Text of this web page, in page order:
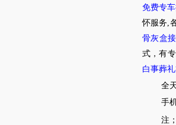
免费专
怀服务,
骨灰盒
式，有
白事葬
全
手
注